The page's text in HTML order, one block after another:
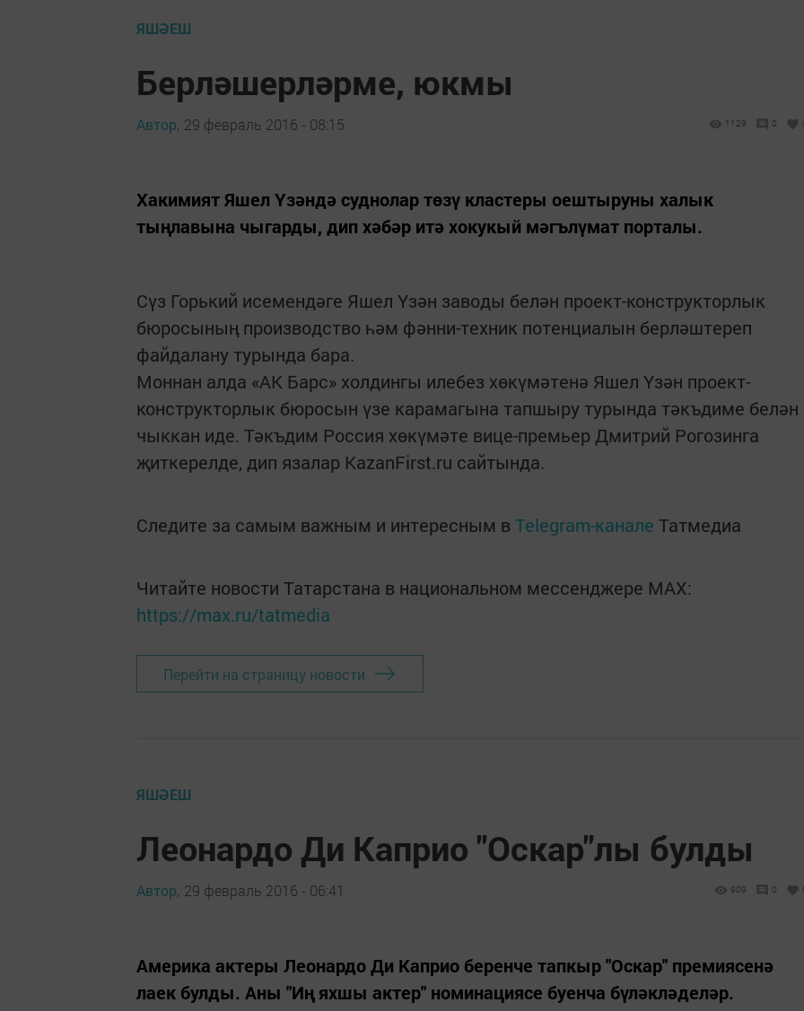
ЯШӘЕШ
Берләшерләрме, юкмы
Автор, 29 февраль 2016 - 08:15 1129 0
Хакимият Яшел Үзәндә суднолар төзү кластеры оештыруны халык
тыңлавына чыгарды, дип хәбәр итә хокукый мәгълүмат порталы.
Сүз Горький исемендәге Яшел Үзән заводы белән проект-конструкторлык
бюросының производство һәм фәнни-техник потенциалын берләштереп
файдалану турында бара.
Моннан алда «АК Барс» холдингы илебез хөкүмәтенә Яшел Үзән проект-
конструкторлык бюросын үзе карамагына тапшыру турында тәкъдиме белән
чыккан иде. Тәкъдим Россия хөкүмәте вице-премьер Дмитрий Рогозинга
җиткерелде, дип язалар KazanFirst.ru сайтында.
Следите за самым важным и интересным в Telegram-канале Татмедиа
Читайте новости Татарстана в национальном мессенджере MАХ:
https://max.ru/tatmedia
Перейти на страницу новости
ЯШӘЕШ
Леонардо Ди Каприо "Оскар"лы булды
Автор, 29 февраль 2016 - 06:41 909 0
Америка актеры Леонардо Ди Каприо беренче тапкыр "Оскар" премиясенә
лаек булды. Аны "Иң яхшы актер" номинациясе буенча бүләкләделәр.